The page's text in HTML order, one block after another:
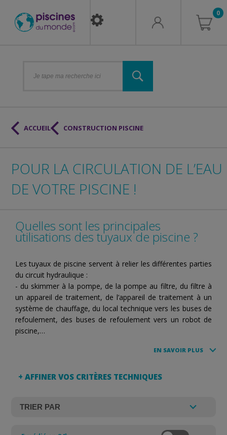
0
POUR LA CIRCULATION DE L’EAU
DE VOTRE PISCINE !
Quelles sont les principales
utilisations des tuyaux de piscine ?
Les tuyaux de piscine servent à relier les différentes parties
du circuit hydraulique :
- du skimmer à la pompe, de la pompe au filtre, du filtre à
un appareil de traitement, de l’appareil de traitement à un
système de chauffage, du local technique vers les buses de
refoulement, des buses de refoulement vers un robot de
piscine,…
EN SAVOIR PLUS
+ AFFINER VOS CRITÈRES TECHNIQUES
ACCUEIL CONSTRUCTION PISCINE